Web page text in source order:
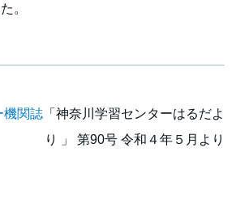
。
機関誌「神奈川学習センターはるだよ
り 」 第90号 令和４年５月より